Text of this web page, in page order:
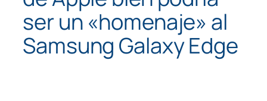
ser un «homenaje» al
Samsung Galaxy Edge